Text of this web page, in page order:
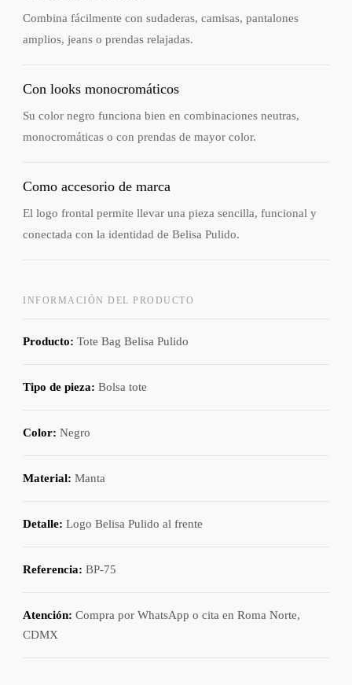
Combina fácilmente con sudaderas, camisas, pantalones
amplios, jeans o prendas relajadas.
Con looks monocromáticos
Su color negro funciona bien en combinaciones neutras,
monocromáticas o con prendas de mayor color.
Como accesorio de marca
El logo frontal permite llevar una pieza sencilla, funcional y
conectada con la identidad de Belisa Pulido.
INFORMACIÓN DEL PRODUCTO
Producto: Tote Bag Belisa Pulido
Tipo de pieza: Bolsa tote
Color: Negro
Material: Manta
Detalle: Logo Belisa Pulido al frente
Referencia: BP-75
Atención: Compra por WhatsApp o cita en Roma Norte,
CDMX